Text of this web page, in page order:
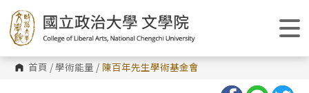
跳
到
主
要
內
容
區 首頁 /學術能量 / 陳百年先生學術基金會